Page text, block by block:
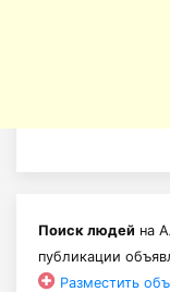
Поиск людей на
публикации
Разместить